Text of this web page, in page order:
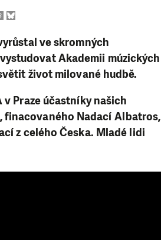
ve skromných
Akademii múzických
život milované hudbě.
Praze účastníky našich
finacovaného Nadací Albatros,
z celého Česka. Mladé lidi